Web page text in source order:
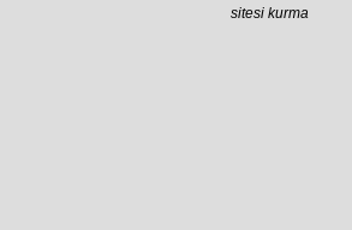
sitesi kurma